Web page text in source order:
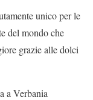
unico per le
del mondo che
grazie alle dolci
a Verbania